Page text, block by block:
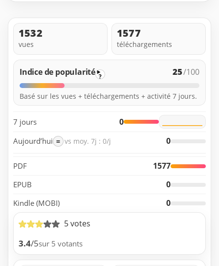
1532
vues
1577
téléchargements
Indice de popularité ? 25/100
Basé sur les vues + téléchargements + activité 7 jours.
7 jours 0
Aujourd’hui = vs moy. 7j : 0/j 0
PDF 1577
EPUB 0
Kindle (MOBI)
0
5 votes
3.4/5sur 5 votants